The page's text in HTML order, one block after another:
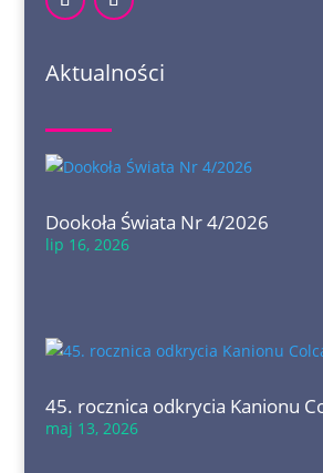
Aktualności
Dookoła Świata Nr 4/2026
lip 16, 2026
45. rocznica odkrycia Kanionu
maj 13, 2026